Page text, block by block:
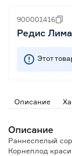
900001416
Редис
Этот
Описание
Описание
Раннеспелый
Корнеплод